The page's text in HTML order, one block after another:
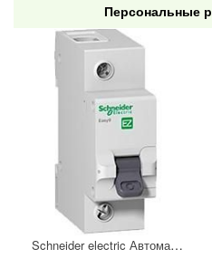
Персональные
Schneider electric Автоматический выключатель 1/40А